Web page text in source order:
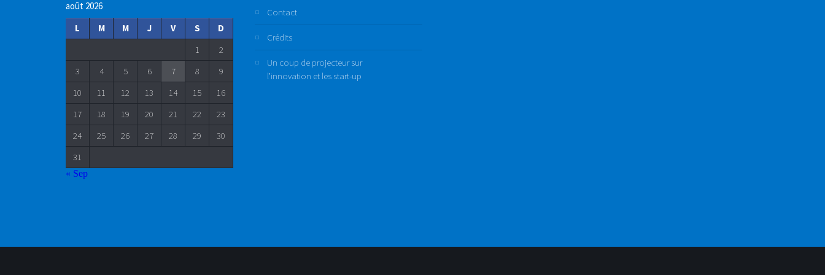
août 2026
L
M M J V S
D
1
2
3
4 5 6 7 8
9
10
11 12 13 14 15
16
17
18 19 20 21 22
23
24
25 26 27 28 29
30
31
« Sep
Contact
Crédits
Un coup de projecteur sur
l’innovation et les start-up